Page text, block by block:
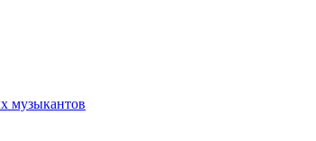
музыкантов